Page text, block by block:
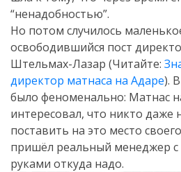
“ненадобностью”.
Но потом случилось
освободившийся пост
Штельмах-Лазар (Читайте:
директор матнаса на Адаре).
было феноменально: Матнас
интересовал, что никто даже
поставить на это место
пришёл реальный менеджер
руками откуда надо.